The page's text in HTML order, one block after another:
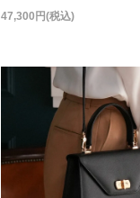
47,300円(税込)